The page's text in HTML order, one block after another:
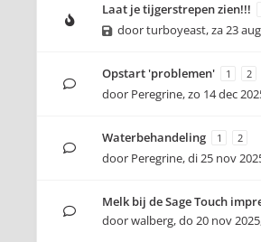
Laat je tijgerstrepen zien!!!
doorturboyeast,za 23
Opstart 'problemen' 1 2
door Peregrine,zo 14 dec
Waterbehandeling 1 2
door Peregrine,di 25 nov
Melk bij de Sage Touch
doorwalberg,do 20 nov